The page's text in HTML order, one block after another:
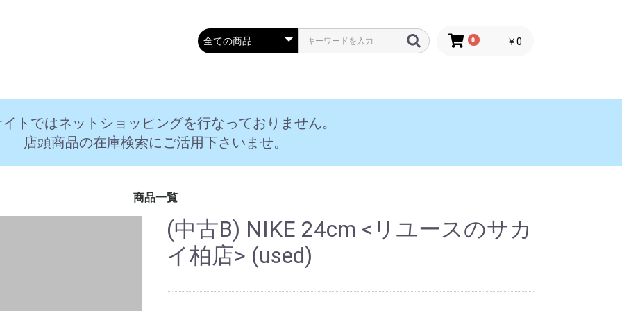
0 ￥0
トではネットショッピングを行なっておりません。
店頭商品の在庫検索にご活用下さいませ。
商品一覧
(中古B) NIKE 24cm <リユースのサカ
イ柏店> (used)